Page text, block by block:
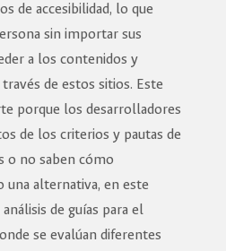
de accesibilidad, lo que
sin importar sus
a los contenidos y
de estos sitios. Este
porque los desarrolladores
de los criterios y pautas de
o no saben cómo
alternativa, en este
de guías para el
se evalúan diferentes